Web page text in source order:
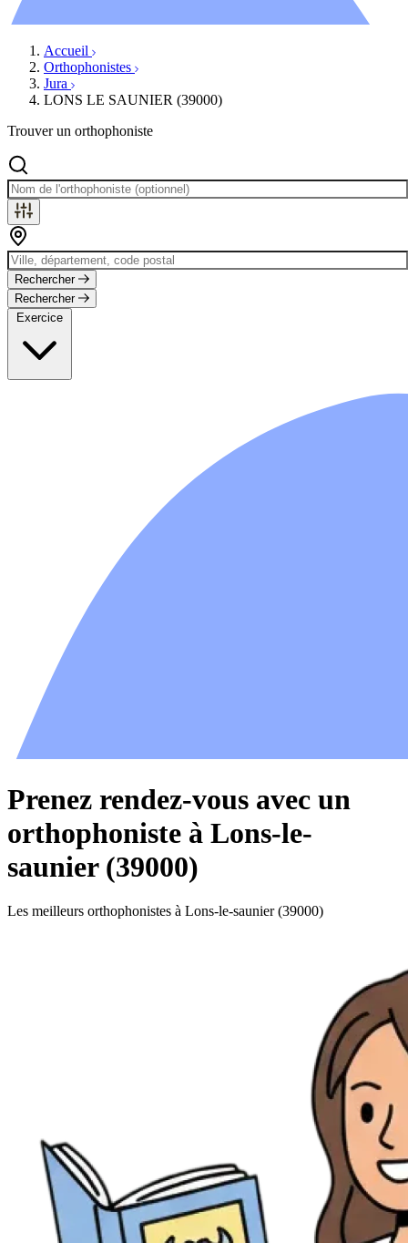
Accueil
Orthophonistes
Jura
LONS LE SAUNIER (39000)
Trouver un orthophoniste
Rechercher
Rechercher
Exercice
Prenez rendez-vous avec un
orthophoniste à Lons-le-
saunier (39000)
Les meilleurs orthophonistes à Lons-le-saunier (39000)